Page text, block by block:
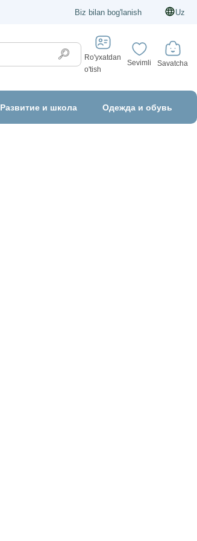
Biz bilan bog'lanish Uz
Ro'yxatdan
o'tish
Sevimli Savatcha
Развитие и школа Одежда и обувь